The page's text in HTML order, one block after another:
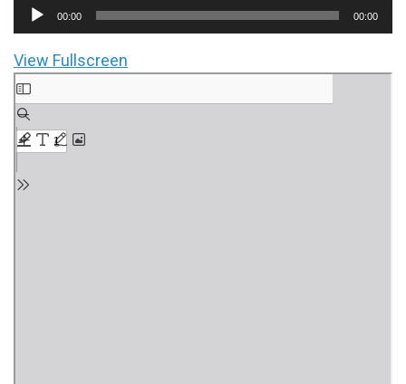
Reproductor
de
audio
00:00 00:00
View Fullscreen
Saltar
al
contenido
del
PDF